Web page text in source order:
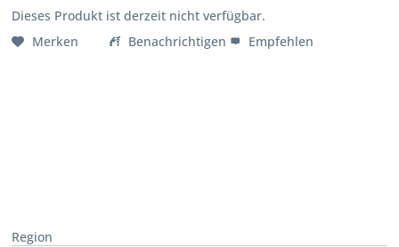
Dieses Produkt ist derzeit nicht verfügbar.
Merken
Benachrichtigen Empfehlen
Region